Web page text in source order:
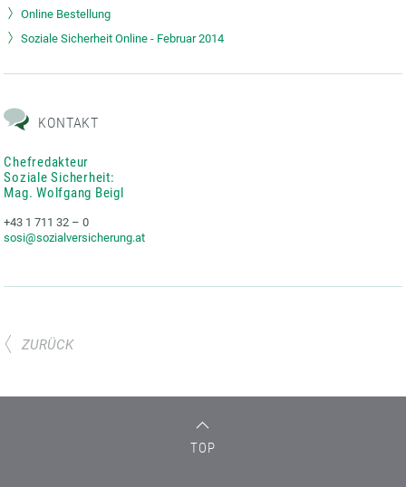
Online Bestellung
Soziale Sicherheit Online - Februar 2014
KONTAKT
Chefredakteur
Soziale Sicherheit:
Mag. Wolfgang Beigl
+43 1 711 32 – 0
sosi@sozialversicherung.at
ZURÜCK
TOP